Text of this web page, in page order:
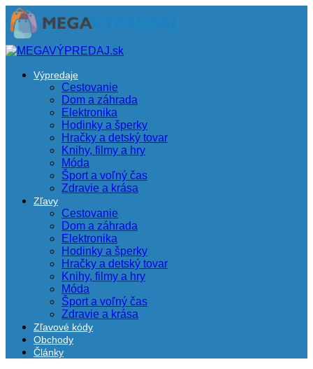
Výpredaje
Cestovanie
Dom a záhrada
Elektronika
Hodinky a šperky
Hračky a detský tovar
Knihy, filmy a hry
Móda
Šport a voľný čas
Zdravie a krása
Zľavy
Cestovanie
Dom a záhrada
Elektronika
Hodinky a šperky
Hračky a detský tovar
Knihy, filmy a hry
Móda
Šport a voľný čas
Zdravie a krása
Zľavové kódy
Obchody
Články